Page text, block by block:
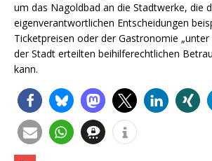
um das Nagoldbad an die Stadtwerke, die
eigenverantwortlichen Entscheidungen
Ticketpreisen oder der Gastronomie
der Stadt erteilten beihilferechtlichen
kann.